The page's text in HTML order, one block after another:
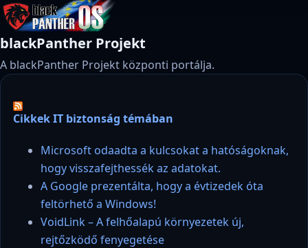
blackPanther Projekt
A blackPanther Projekt központi portálja.
Cikkek IT biztonság témában
Microsoft odaadta a kulcsokat a hatóságoknak,
hogy visszafejthessék az adatokat.
A Google prezentálta, hogy a évtizedek óta
feltörhető a Windows!
VoidLink – A felhőalapú környezetek új,
rejtőzködő fenyegetése